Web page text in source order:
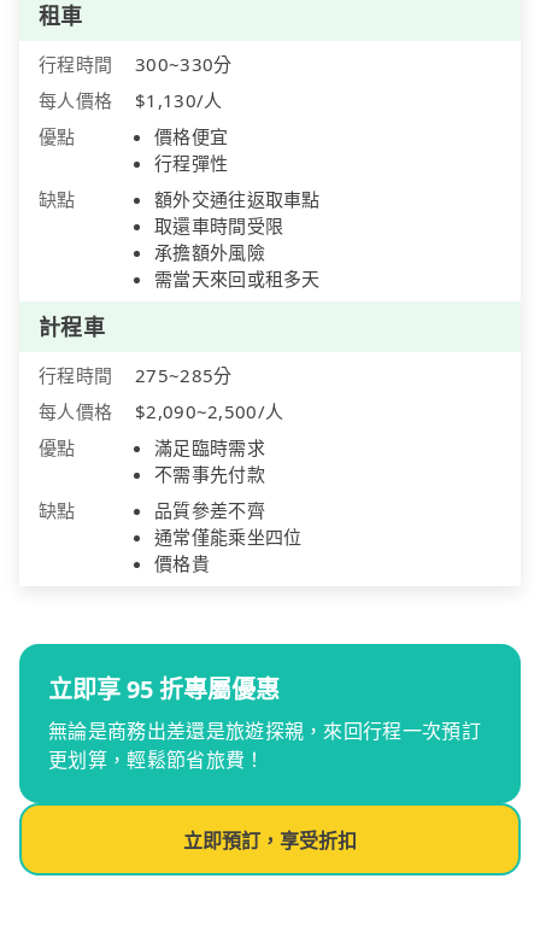
租車
行程時間
300~330分
每人價格
$1,130/人
優點
價格便宜
行程彈性
缺點
額外交通往返取車點
取還車時間受限
承擔額外風險
需當天來回或租多天
計程車
行程時間
275~285分
每人價格
$2,090~2,500/人
優點
滿足臨時需求
不需事先付款
缺點
品質參差不齊
通常僅能乘坐四位
價格貴
立即享 95 折專屬優惠
無論是商務出差還是旅遊探親，來回行程一次預訂
更划算，輕鬆節省旅費！
立即預訂，享受折扣